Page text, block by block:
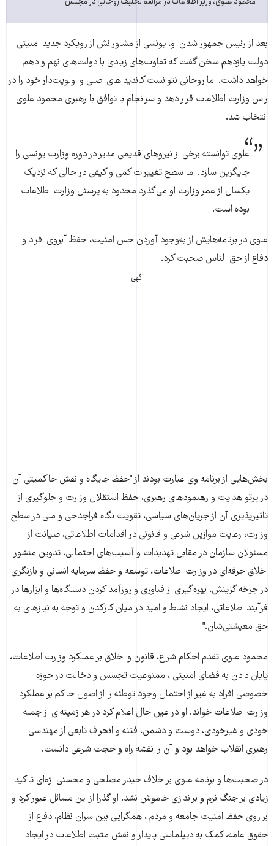
بعد از رئیس جمهور شدن او، یونسی از مشاورانش از رویکرد جدید امنیتی
دولت یازدهم سخن گفت که تفاوت‌های زیادی با دولت‌های نهم و دهم
خواهد داشت. اما روحانی نتوانست کاندیداهای اصلی و اولویت‌دار خود را در
راس وزارت اطلاعات قرار دهد و سرانجام با توافق با رهبری محمود علوی
انتخاب شد.
علوی توانسته برخی از نیروهای قدیمی مدیر در دوره وزارت یونسی را
جایگزین سازد. اما سطح تغییرات کمی و کیفی در حالی که نزدیک
یکسال از عمر وزارت او می‌گذرد محدود به پرسنل وزارت اطلاعات
بوده است.
علوی در برنامه‌هایش از به‌وجود آوردن حس امنیت، حفظ آبروی افراد و
دفاع از حق الناس صحبت کرد.
آگهی
بخش‌هایی از برنامه وی عبارت بودند از "حفظ جایگاه و نقش حاکمیتی آن
در پرتو هدایت و رهنمودهای رهبری، حفظ استقلال وزارت و جلوگیری از
تاثیرپذیری آن از جریان‌های سیاسی، تقویت نگاه فراجناحی و ملی در سطح
وزارت، رعایت موازین شرعی و قانونی در اقدامات اطلاعاتی، صیانت از
مسئولان سازمان در مقابل تهدیدات و آسیب‌های احتمالی، تدوین منشور
اخلاق حرفه‌ای در وزارت اطلاعات، توسعه و حفظ سرمایه انسانی و بازنگری
در چرخه گزینش، بهره‌گیری از فناوری و روزآمد کردن دستگاه‌ها و ابزارها در
فرآیند اطلاعاتی، ایجاد نشاط و امید در میان کارکنان و توجه به نیازهای به
حق معیشتی‌شان."
محمود علوی تقدم احکام شرع، قانون و اخلاق بر عملکرد وزارت اطلاعات،
پایان دادن به فضای امنیتی ، ممنوعیت تجسس و دخالت در حوزه
خصوصی افراد به غیر از احتمال وجود توطئه را از اصول حاکم بر عملکرد
وزارت اطلاعات خواند. او در عین حال اعلام کرد در هر زمینه‌ای از جمله
خودی و غیرخودی، دوست و دشمن، فتنه و انحراف تابعی از مهندسی
رهبری انقلاب خواهد بود و آن را نقشه راه و حجت شرعی دانست.
در صحبت‌ها و برنامه علوی بر خلاف حیدر مصلحی و محسنی اژه‌ای تاکید
زیادی بر جنگ نرم و براندازی خاموش نشد. او گذرا از این مسائل عبور کرد و
بر روی حفظ امنیت جامعه و مردم ، همگرایی بین سران نظام، دفاع از
حقوق عامه، کمک به دیپلماسی پایدار و نقش مثبت اطلاعات در ایجاد